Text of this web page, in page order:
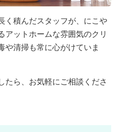
く積んだスタッフが、にこや
アットホームな雰囲気のクリ
や清掃も常に心がけていま
たら、お気軽にご相談くださ